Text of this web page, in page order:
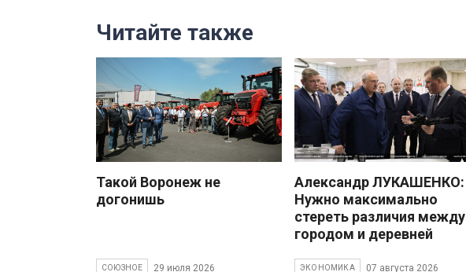
Читайте также
Такой Воронеж не
догонишь
СОЮЗНОЕ 29 июля 2026
Александр ЛУКАШЕНКО:
Нужно максимально
стереть различия между
городом и деревней
ЭКОНОМИКА 07 августа 2026